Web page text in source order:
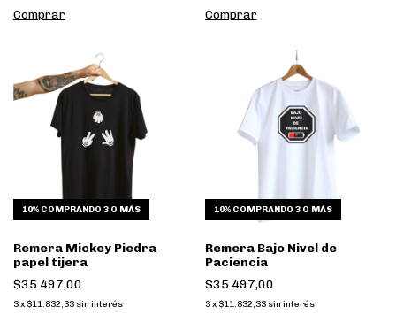
Comprar Comprar
10% COMPRANDO 3 O MÁS
Remera Mickey Piedra
papel tijera
$35.497,00
3x $11.832,33 sin interés
10% COMPRANDO 3 O MÁS
Remera Bajo Nivel de
Paciencia
$35.497,00
3 x $11.832,33 sin interés